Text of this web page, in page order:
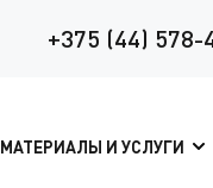
+375 (44) 578-
МАТЕРИАЛЫ И УСЛУГИ